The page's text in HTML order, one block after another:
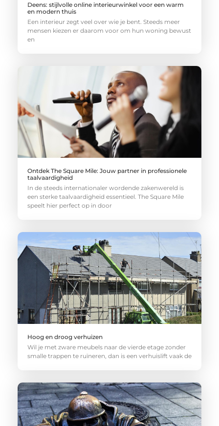
Deens: stijlvolle online interieurwinkel voor een warm
en modern thuis
Een interieur zegt veel over wie je bent. Steeds meer
mensen kiezen er daarom voor om hun woning bewust
en
Ontdek The Square Mile: Jouw partner in professionele
taalvaardigheid
In de steeds internationaler wordende zakenwereld is
een sterke taalvaardigheid essentieel. The Square Mile
speelt hier perfect op in door
Hoog en droog verhuizen
Wil je met zware meubels naar de vierde etage zonder
smalle trappen te ruïneren, dan is een verhuislift vaak de